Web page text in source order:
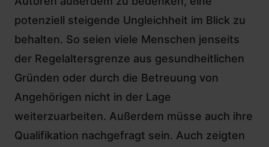
potenziell steigende Ungleichheit im Blick zu
behalten. So seien viele Menschen jenseits
der Regelaltersgrenze aus gesundheitlichen
Gründen oder durch die Betreuung von
Angehörigen nicht in der Lage
weiterzuarbeiten. Außerdem müsse auch ihre
Qualifikation nachgefragt sein. Auch zeigten